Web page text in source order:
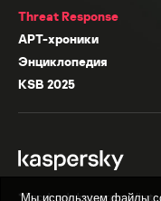
Threat Response
APT-хроники
Энциклопедия
KSB 2025
* Facebook, Instagram,
Мы используем файлы